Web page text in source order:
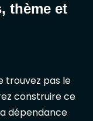
thème et
trouvez pas le
construire ce
dépendance